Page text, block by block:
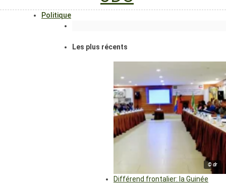
Politique
Les plus récents
© dr
Différend frontalier: la Guinée